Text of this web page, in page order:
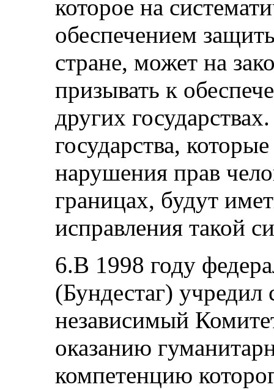
которое на
обеспечением
стране, может на
призывать к
других
государства,
нарушения прав
границах, будут
исправления такой
6.В 1998 году
(Бундестаг) учредил
независимый
оказанию
компетенцию